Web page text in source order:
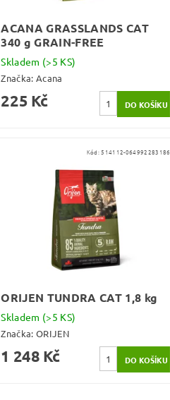
ACANA GRASSLANDS CAT
340 g GRAIN-FREE
Skladem (>5 KS)
Značka:Acana
225 Kč
Kód:514112-064992283186
ORIJEN TUNDRA CAT 1,8 kg
Skladem (>5 KS)
Značka:ORIJEN
1 248 Kč